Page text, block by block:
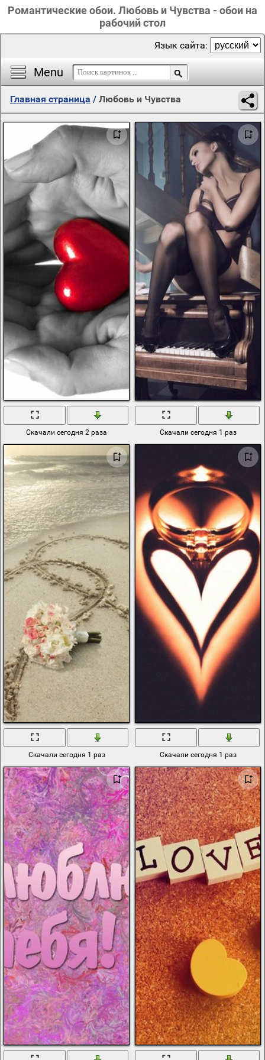
Романтические обои. Любовь и Чувства - обои на
рабочий стол
Menu
Язык сайта:
Главная страница / Любовь и Чувства
Скачали сегодня 2 раза Скачали сегодня 1 раз
Скачали сегодня 1 раз Скачали сегодня 1 раз